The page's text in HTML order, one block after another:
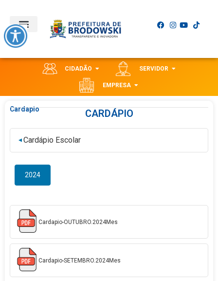
CIDADÃO SERVIDOR
EMPRESA
Cardapio CARDÁPIO
▼Cardápio Escolar
2024
Cardapio-OUTUBRO.2024Mes
Cardapio-SETEMBRO.2024Mes